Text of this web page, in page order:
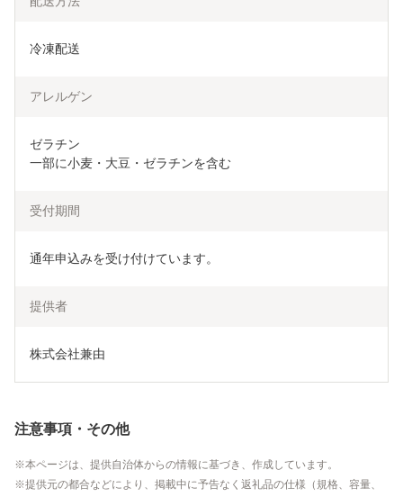
冷凍配送
アレルゲン
ゼラチン
一部に小麦・大豆・ゼラチンを含む
受付期間
通年申込みを受け付けています。
提供者
株式会社兼由
注意事項・その他
本ページは、提供自治体からの情報に基づき、作成しています。
提供元の都合などにより、掲載中に予告なく返礼品の仕様（規格、容量、